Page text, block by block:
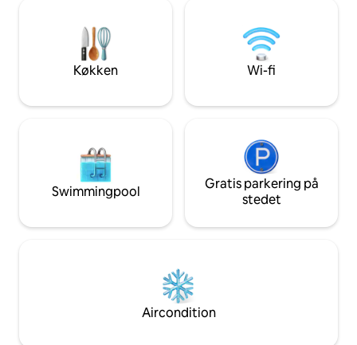
tv'er med Netflix. Sikkerhed. Vi er dit
bedste valg i dette område!
Beliggenheden
den privatliv, du
Køkken Wi-fi
Swimmingpool
Gratis parkering på
stedet
Aircondition